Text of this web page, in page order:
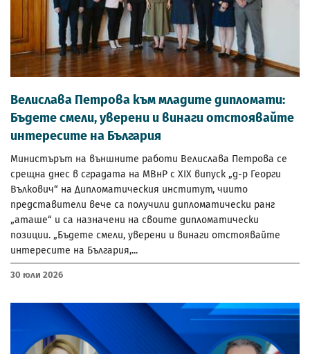
Велислава Петрова към младите дипломати:
Бъдете смели, уверени и винаги отстоявайте
интересите на България
Министърът на външните работи Велислава Петрова се
срещна днес в сградата на МВнР с XIX випуск „д-р Георги
Вълкович“ на Дипломатическия институт, чиито
представители вече са получили дипломатически ранг
„аташе“ и са назначени на своите дипломатически
позиции. „Бъдете смели, уверени и винаги отстоявайте
интересите на България,...
30 Юли 2026